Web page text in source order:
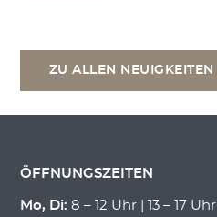
ZU ALLEN NEUIGKEITEN
ÖFFNUNGSZEITEN
Mo, Di: 8 – 12 Uhr | 13 – 17 Uhr